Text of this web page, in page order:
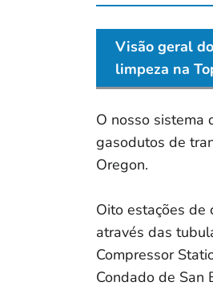
Visão geral
limpeza na
O nosso sistema
gasodutos de
Oregon.
Oito estações de
através das
Compressor
Condado de San